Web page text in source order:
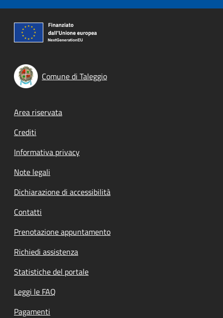
Comune di Taleggio
Footer menu
Area riservata
Crediti
Informativa privacy
Note legali
Dichiarazione di accessibilità
Contatti
Prenotazione appuntamento
Richiedi assistenza
Statistiche del portale
Leggi le FAQ
Pagamenti